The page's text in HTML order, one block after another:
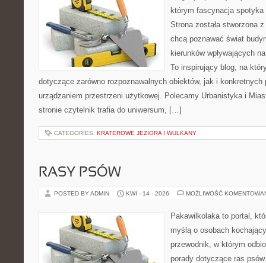
którym fascynacja
Strona została stworzona
chcą poznawać świat
kierunków wpływających
To inspirujący blog, na
dotyczące zarówno rozpoznawalnych obiektów, jak i konkretnych
urządzaniem przestrzeni użytkowej. Polecamy Urbanistyka i
stronie czytelnik trafia do uniwersum, […]
CATEGORIES: KRATEROWE JEZIORA I WULKANY
RASY PSÓW
POSTED BY ADMIN KWI - 14 - 2026 MOŻLIWOŚĆ
Pakawilkolaka to portal,
myślą o osobach
przewodnik, w którym
porady dotyczące ras